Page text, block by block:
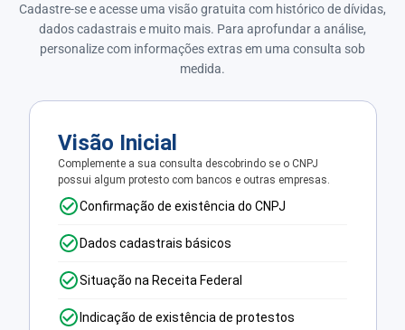
Cadastre-se e acesse uma visão gratuita com histórico de dívidas,
dados cadastrais e muito mais. Para aprofundar a análise,
personalize com informações extras em uma consulta sob
medida.
Visão Inicial
Complemente a sua consulta descobrindo se o CNPJ
possui algum protesto com bancos e outras empresas.
Confirmação de existência do CNPJ
Dados cadastrais básicos
Situação na Receita Federal
Indicação de existência de protestos